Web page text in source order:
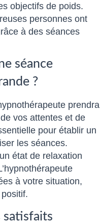
objectifs de poids.
personnes ont
à des séances
séance
?
prendra
vos attentes et de
pour établir un
les séances.
état de relaxation
à votre situation,
satisfaits